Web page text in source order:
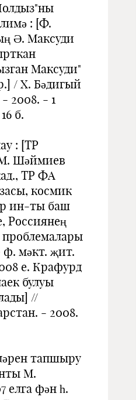
: [Ф.
Ә. Максуди
Максуди"
/ X. Бәдигый
2008. - 1
б.
: [ТР
Шәймиев
ТР ФА
космик
ин-ты баш
Рос­сиянең
ф. мәкт. җит.
е. Крафурд
булуы
//
- 2008.
тапшыру
М.
елга фән һ.